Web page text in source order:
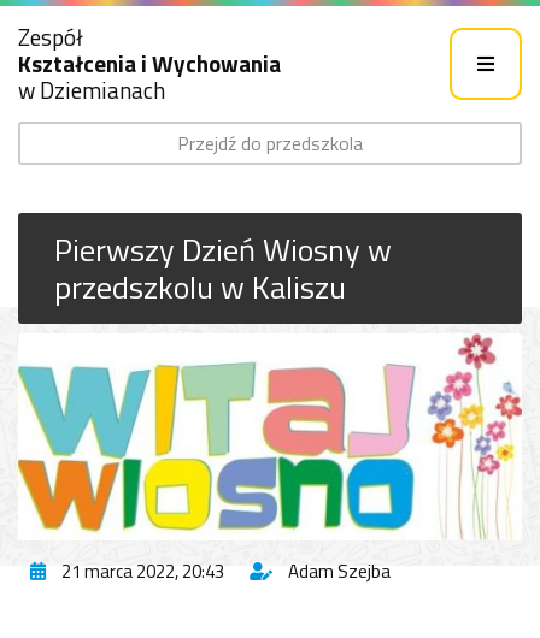
Zespół
Kształcenia i Wychowania
w Dziemianach
Przejdź do przedszkola
Pierwszy Dzień Wiosny w
przedszkolu w Kaliszu
21 marca 2022, 20:43 Adam Szejba